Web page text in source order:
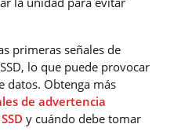
primeras señales de
lo que puede provocar
datos. Obtenga más
de advertencia
y cuándo debe tomar